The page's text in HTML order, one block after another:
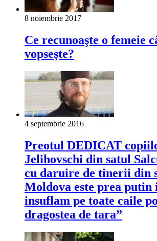
8 noiembrie 2017
Ce recunoaşte o femeie
vopseşte?
4 septembrie 2016
Preotul DEDICAT
Jelihovschi din satul
cu daruire de tinerii din
Moldova este prea putin
insuflam pe toate caile
dragostea de tara”